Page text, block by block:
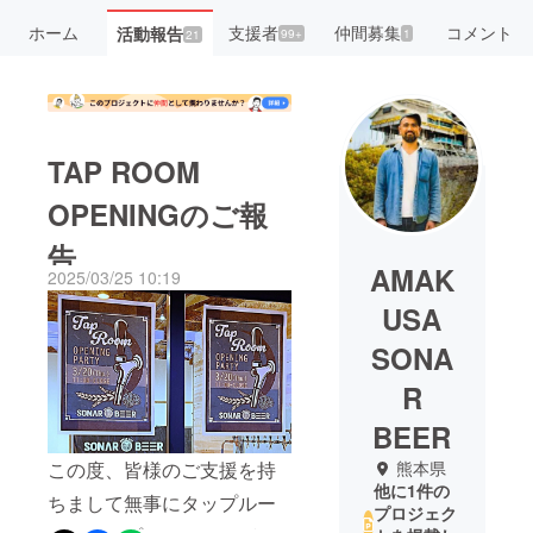
ホーム 活動報告21 支援者99+ 仲間募集 1 コメント
TAP ROOM
OPENINGのご報
告
2025/03/25 10:19
この度、皆様のご支援を持
ちまして無事にタップルー
AMAK
USA
SONA
R
BEER
熊本県
他に1件の
プロジェク